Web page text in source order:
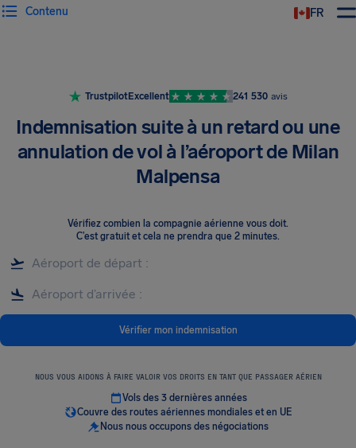
FR
Contenu
TrustpilotExcellent 241 530 avis
Indemnisation suite à un retard ou une
annulation de vol à l’aéroport de Milan
Malpensa
Vérifiez combien la compagnie aérienne vous doit.
C’est gratuit et cela ne prendra que 2 minutes.
Vérifier mon indemnisation
NOUS VOUS AIDONS À FAIRE VALOIR VOS DROITS EN TANT QUE PASSAGER AÉRIEN
Vols des 3 dernières années
Couvre des routes aériennes mondiales et en UE
Nous nous occupons des négociations